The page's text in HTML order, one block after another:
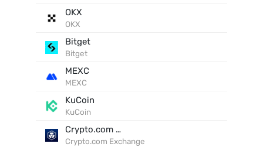
OKX
OKX
Bitget
Bitget
MEXC
MEXC
KuCoin
KuCoin
Crypto.com Exchange
Crypto.com Exchange